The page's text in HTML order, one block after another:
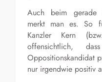
Auch beim gerade
merkt man es. So
Kanzler Kern
offensichtlich,
Oppositionskandidat
nur irgendwie positiv